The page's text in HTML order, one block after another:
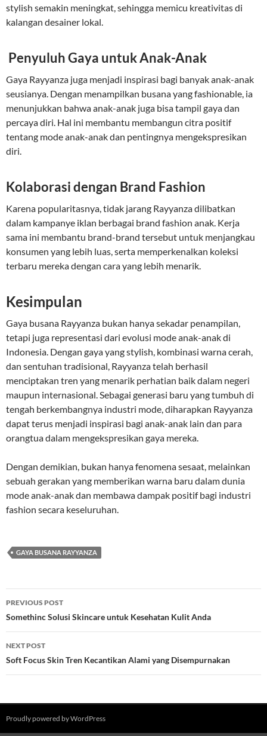
stylish semakin meningkat, sehingga memicu kreativitas di
kalangan desainer lokal.
Penyuluh Gaya untuk Anak-Anak
Gaya Rayyanza juga menjadi inspirasi bagi banyak anak-anak
seusianya. Dengan menampilkan busana yang fashionable, ia
menunjukkan bahwa anak-anak juga bisa tampil gaya dan
percaya diri. Hal ini membantu membangun citra positif
tentang mode anak-anak dan pentingnya mengekspresikan
diri.
Kolaborasi dengan Brand Fashion
Karena popularitasnya, tidak jarang Rayyanza dilibatkan
dalam kampanye iklan berbagai brand fashion anak. Kerja
sama ini membantu brand-brand tersebut untuk menjangkau
konsumen yang lebih luas, serta memperkenalkan koleksi
terbaru mereka dengan cara yang lebih menarik.
Kesimpulan
Gaya busana Rayyanza bukan hanya sekadar penampilan,
tetapi juga representasi dari evolusi mode anak-anak di
Indonesia. Dengan gaya yang stylish, kombinasi warna cerah,
dan sentuhan tradisional, Rayyanza telah berhasil
menciptakan tren yang menarik perhatian baik dalam negeri
maupun internasional. Sebagai generasi baru yang tumbuh di
tengah berkembangnya industri mode, diharapkan Rayyanza
dapat terus menjadi inspirasi bagi anak-anak lain dan para
orangtua dalam mengekspresikan gaya mereka.
Dengan demikian, bukan hanya fenomena sesaat, melainkan
sebuah gerakan yang memberikan warna baru dalam dunia
mode anak-anak dan membawa dampak positif bagi industri
fashion secara keseluruhan.
GAYA BUSANA RAYYANZA
Post
navigation
PREVIOUS POST
Somethinc Solusi Skincare untuk Kesehatan Kulit Anda
NEXT POST
Soft Focus Skin Tren Kecantikan Alami yang Disempurnakan
Proudly powered by WordPress